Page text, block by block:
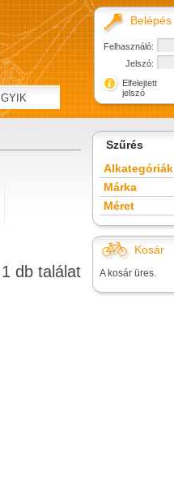
1 db találat
Szűrés
Alkategóriák
Márka
Méret
Kosár
A kosár üres.
Belépés
Felhasználó:
Jelszó:
Elfelejtett
jelszó
GYIK